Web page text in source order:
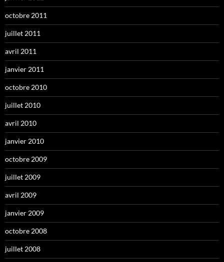
octobre 2011
juillet 2011
avril 2011
janvier 2011
octobre 2010
juillet 2010
avril 2010
janvier 2010
octobre 2009
juillet 2009
avril 2009
janvier 2009
octobre 2008
juillet 2008